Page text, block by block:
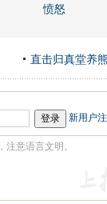
愤怒
直击归真堂养
新用户